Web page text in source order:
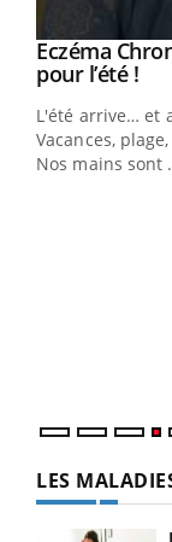
Youtube
Eczéma
pour l’été !
L'été arrive… et
Vacances,
Nos mains sont
LES